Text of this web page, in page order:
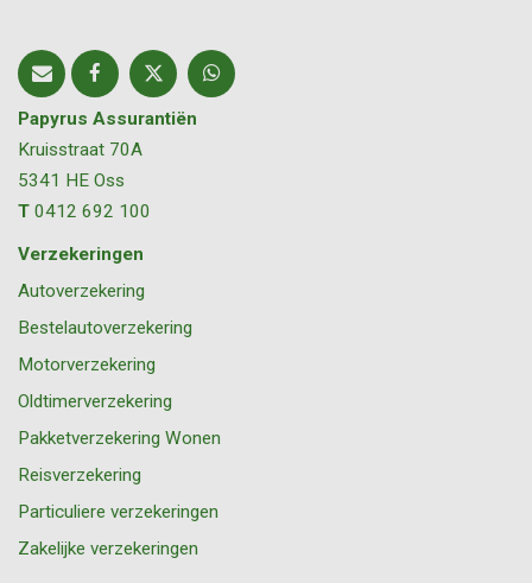
Papyrus Assurantiën
Kruisstraat 70A
5341 HE Oss
T 0412 692 100
Verzekeringen
Autoverzekering
Bestelautoverzekering
Motorverzekering
Oldtimerverzekering
Pakketverzekering Wonen
Reisverzekering
Particuliere verzekeringen
Zakelijke verzekeringen